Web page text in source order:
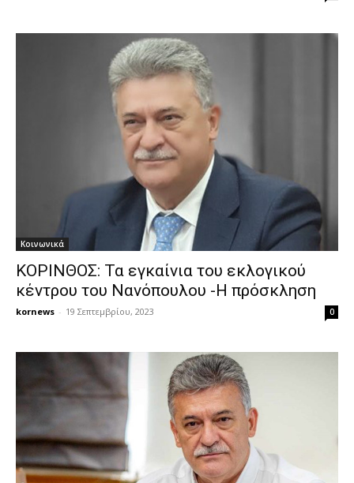
Κοινωνικά
ΚΟΡΙΝΘΟΣ: Τα εγκαίνια του εκλογικού
κέντρου του Νανόπουλου -Η πρόσκληση
kornews - 19 Σεπτεμβρίου, 2023 0